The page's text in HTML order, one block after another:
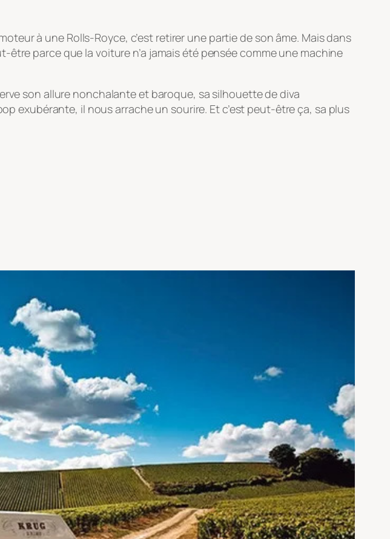
à une Rolls-Royce, c’est retirer une partie de son âme. Mais dans
être parce que la voiture n’a jamais été pensée comme une machine
son allure nonchalante et baroque, sa silhouette de diva
exubérante, il nous arrache un sourire. Et c’est peut-être ça, sa plus